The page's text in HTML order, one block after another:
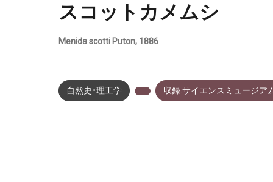
スコットカメムシ
Menida scotti Puton, 1886
自然史・理工学 収録:サイエンスミュージア